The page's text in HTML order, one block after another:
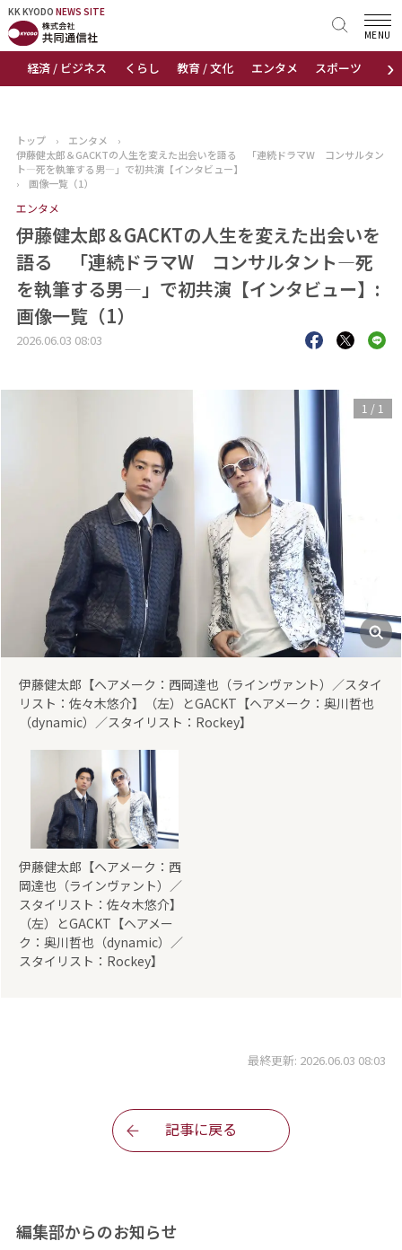
KK KYODO NEWS SITE
›
経済 / ビジネス くらし 教育 / 文化 エンタメ スポーツ 地域
MENU
KK KYODONEWS SITE
トップページ
ニュース
おすすめコンテンツ
出版物
会社概要
トップ › エンタメ
›
伊藤健太郎＆GACKTの人生を変えた出会いを語る 「連続ドラマW コンサルタン
ト―死を執筆する男―」で初共演【インタビュー】
›
画像一覧（1）
エンタメ
伊藤健太郎＆GACKTの人生を変えた出会いを
語る 「連続ドラマW コンサルタント―死
を執筆する男―」で初共演【インタビュー】:
画像一覧（1）
2026.06.03 08:03
伊藤健太郎【ヘアメーク：西岡達也（ラインヴァント）／スタイ
リスト：佐々木悠介】（左）とGACKT【ヘアメーク：奥川哲也
（dynamic）／スタイリスト：Rockey】
1 / 1
伊藤健太郎【ヘアメーク：西
岡達也（ラインヴァント）／
スタイリスト：佐々木悠介】
（左）とGACKT【ヘアメー
ク：奥川哲也（dynamic）／
スタイリスト：Rockey】
最終更新: 2026.06.03 08:03
記事に戻る
編集部からのお知らせ